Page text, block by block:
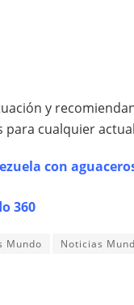
y
cualquier
con
360
Mundo
Noticias